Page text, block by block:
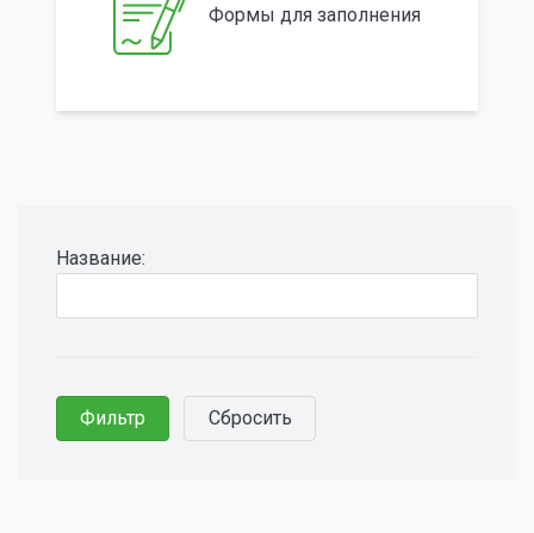
Формы для заполнения
Название: